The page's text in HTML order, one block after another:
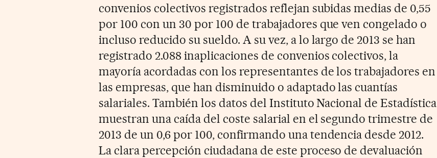
convenios colectivos registrados reflejan subidas medias de 0,55
por 100 con un 30 por 100 de trabajadores que ven congelado o
incluso reducido su sueldo. A su vez, a lo largo de 2013 se han
registrado 2.088 inaplicaciones de convenios colectivos, la
mayoría acordadas con los representantes de los trabajadores en
las empresas, que han disminuido o adaptado las cuantías
salariales. También los datos del Instituto Nacional de Estadística
muestran una caída del coste salarial en el segundo trimestre de
2013 de un 0,6 por 100, confirmando una tendencia desde 2012.
La clara percepción ciudadana de este proceso de devaluación